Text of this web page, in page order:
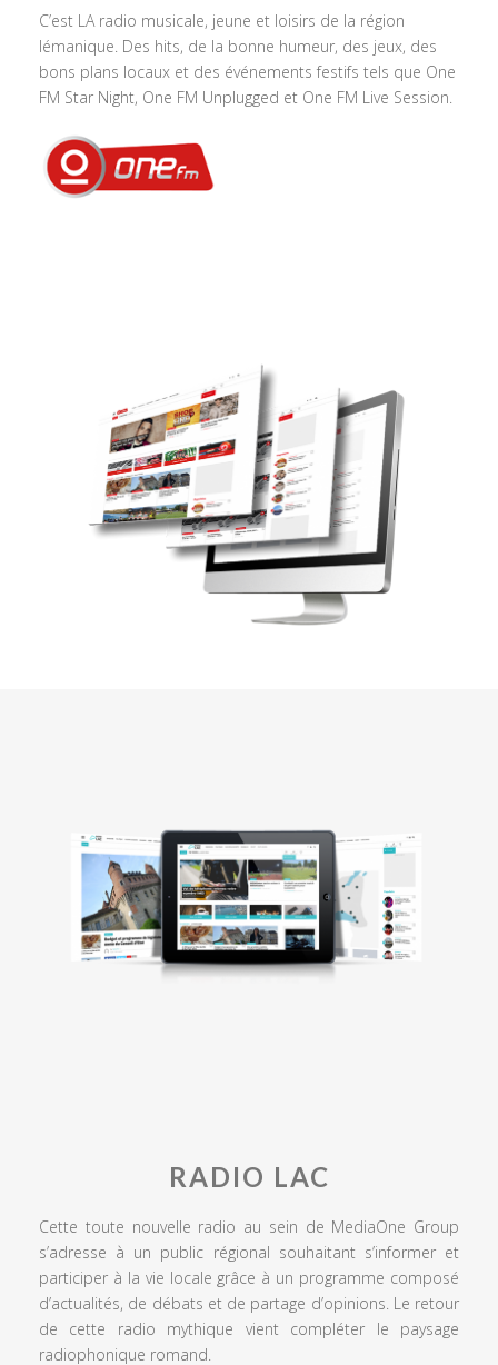
C’est LA radio musicale, jeune et loisirs de la région
lémanique. Des hits, de la bonne humeur, des jeux, des
bons plans locaux et des événements festifs tels que One
FM Star Night, One FM Unplugged et One FM Live Session.
RADIO LAC
Cette toute nouvelle radio au sein de MediaOne Group
s’adresse à un public régional souhaitant s’informer et
participer à la vie locale grâce à un programme composé
d’actualités, de débats et de partage d’opinions. Le retour
de cette radio mythique vient compléter le paysage
radiophonique romand.